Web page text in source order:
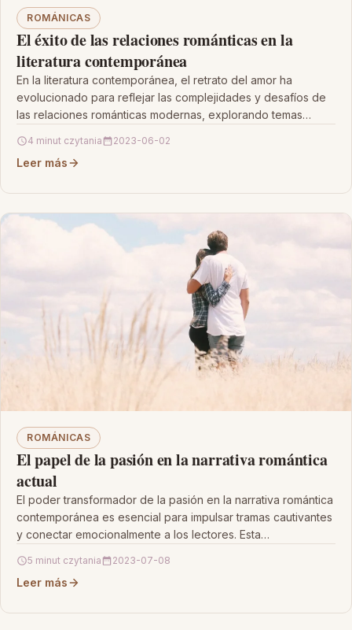
ROMÁNICAS
El éxito de las relaciones románticas en la
literatura contemporánea
En la literatura contemporánea, el retrato del amor ha
evolucionado para reflejar las complejidades y desafíos de
las relaciones románticas modernas, explorando temas
4 minut czytania 2023-06-02
Leer más
ROMÁNICAS
El papel de la pasión en la narrativa romántica
actual
El poder transformador de la pasión en la narrativa romántica
contemporánea es esencial para impulsar tramas cautivantes
y conectar emocionalmente a los lectores. Esta…
5 minut czytania 2023-07-08
Leer más